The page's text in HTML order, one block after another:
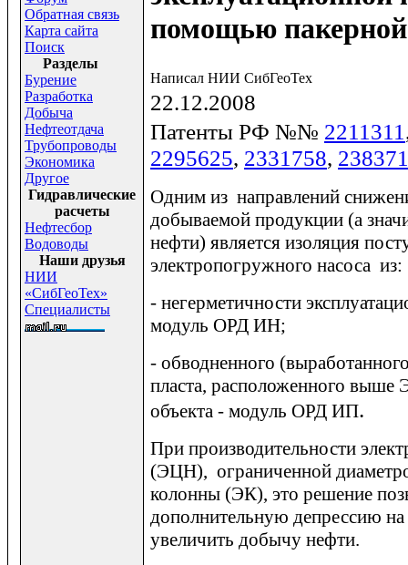
Обратная связь
Карта сайта
Поиск
Раздeлы
Бурение
Разработка
Добыча
Нефтеотдача
Трубопроводы
Экономика
Другое
Гидравлические
расчеты
Нефтесбор
Водоводы
Наши друзья
НИИ
«СибГеоТех»
Специалисты
помощью пакерной
Написал НИИ СибГеоТех
22.12.2008
Патенты РФ №№ 2211311
2295625, 2331758, 23
Одним из направлений
добываемой продукции (а
нефти) является изоляция
электропогружного насоса из:
- негерметичности
модуль ОРД ИН;
- обводненного
пласта, расположенного выше
объекта - модуль ОРД ИП.
При производительности
(ЭЦН), ограниченной
колонны (ЭК), это решение
дополнительную депрессию на
увеличить добычу нефти.